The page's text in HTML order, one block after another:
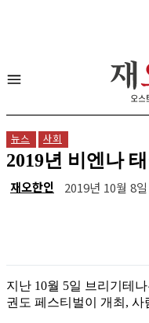
뉴스 사회
2019년 비엔나
재오한인 2019년 10월 8일
지난 10월 5일 브리기테
권도 페스티벌이 개최,